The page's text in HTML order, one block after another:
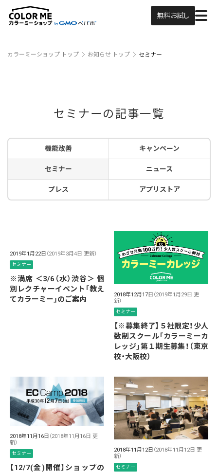
無料お試し
カラーミーショップ トップ お知らせ トップ セミナー
セミナーの記事一覧
機能改善 キャンペーン
セミナー ニュース
プレス アプリストア
2019年1月22日 （2019年3月4日 更新）
セミナー
※満席 ＜3/6（水）渋谷＞ 個
別レクチャーイベント「教え
てカラーミー」のご案内
2018年12月17日 （2019年1月29日 更
新）
セミナー
【※募集終了】５社限定！少人
数制スクール「カラーミーカ
レッジ」第１期生募集！（東京
校・大阪校）
2018年11月16日 （2018年11月16日 更
新）
セミナー
【12/7(金)開催】ショップの
2018年11月12日 （2018年11月12日 更
新）
セミナー